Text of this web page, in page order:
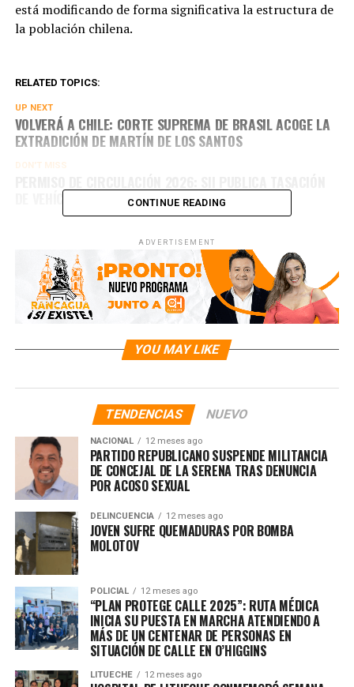
está modificando de forma significativa la estructura de
la población chilena.
RELATED TOPICS:
UP NEXT
VOLVERÁ A CHILE: CORTE SUPREMA DE BRASIL ACOGE LA
EXTRADICIÓN DE MARTÍN DE LOS SANTOS
DON'T MISS
DE VEHÍCULOS
CONTINUE READING
ADVERTISEMENT
YOU MAY LIKE
TENDENCIAS NUEVO
NACIONAL 12 meses ago
PARTIDO REPUBLICANO SUSPENDE MILITANCIA
DE CONCEJAL DE LA SERENA TRAS DENUNCIA
POR ACOSO SEXUAL
DELINCUENCIA 12 meses ago
JOVEN SUFRE QUEMADURAS POR BOMBA
MOLOTOV
POLICIAL 12 meses ago
“PLAN PROTEGE CALLE 2025”: RUTA MÉDICA
INICIA SU PUESTA EN MARCHA ATENDIENDO A
MÁS DE UN CENTENAR DE PERSONAS EN
SITUACIÓN DE CALLE EN O’HIGGINS
LITUECHE 12 meses ago